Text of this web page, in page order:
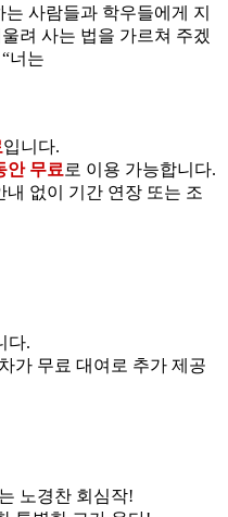
사람들과 학우들에게 지
려 사는 법을 가르쳐 주겠
너는
입니다.
안 무료 로 이용 가능합니다.
없이 기간 연장 또는 조
다.
가 무료 대여로 추가 제공
노경찬 회심작!